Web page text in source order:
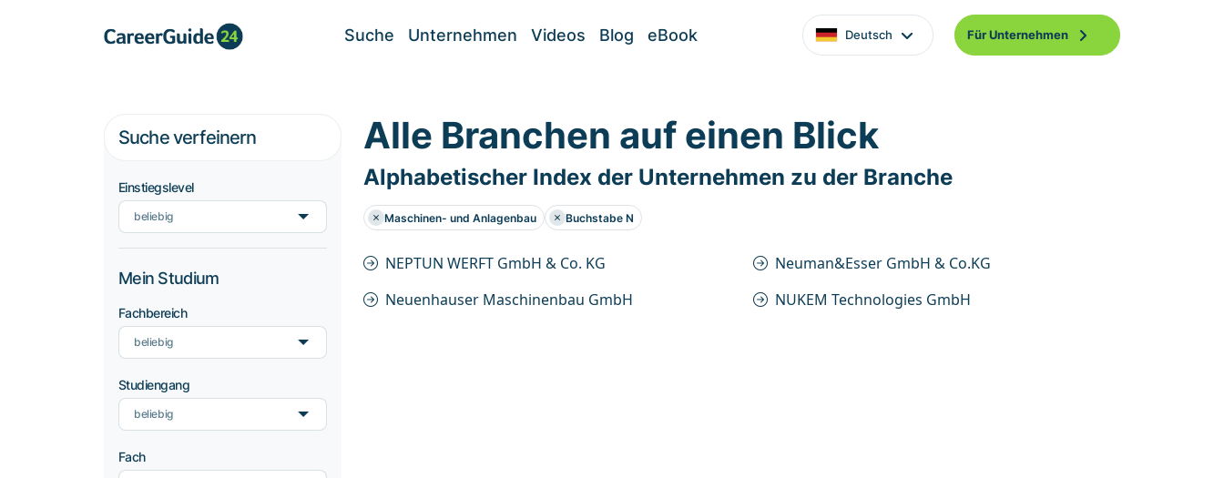
Suche Unternehmen Videos Blog eBook Deutsch Für Unternehmen
Suche verfeinern
Einstiegslevel
beliebig
Mein Studium
Fachbereich
beliebig
Studiengang
beliebig
Fach
Alle Branchen auf einen Blick
Alphabetischer Index der Unternehmen zu der Branche
Maschinen- und Anlagenbau Buchstabe N
NEPTUN WERFT GmbH & Co. KG
Neuenhauser Maschinenbau GmbH
Neuman&Esser GmbH & Co.KG
NUKEM Technologies GmbH